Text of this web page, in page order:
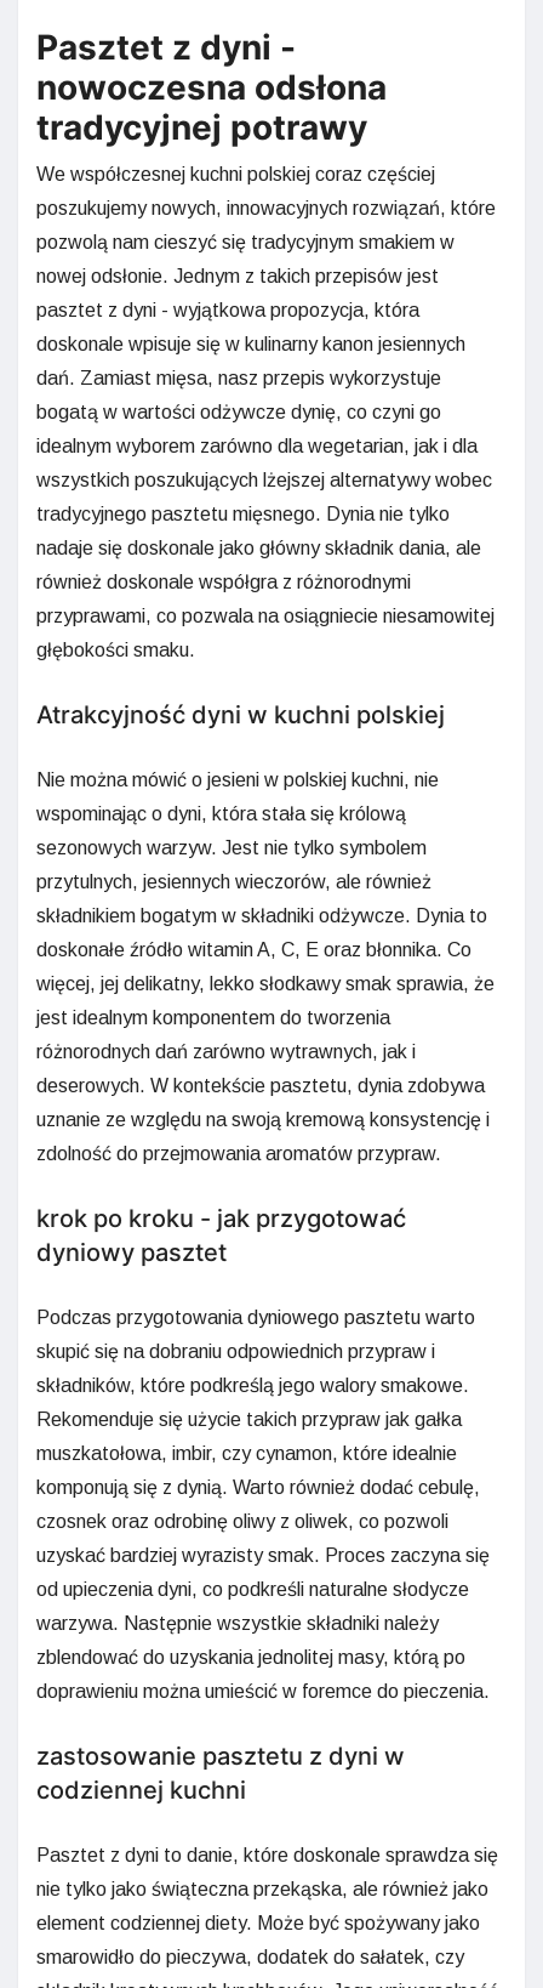
Pasztet z dyni -
nowoczesna odsłona
tradycyjnej potrawy
We współczesnej kuchni polskiej coraz częściej
poszukujemy nowych, innowacyjnych rozwiązań, które
pozwolą nam cieszyć się tradycyjnym smakiem w
nowej odsłonie. Jednym z takich przepisów jest
pasztet z dyni - wyjątkowa propozycja, która
doskonale wpisuje się w kulinarny kanon jesiennych
dań. Zamiast mięsa, nasz przepis wykorzystuje
bogatą w wartości odżywcze dynię, co czyni go
idealnym wyborem zarówno dla wegetarian, jak i dla
wszystkich poszukujących lżejszej alternatywy wobec
tradycyjnego pasztetu mięsnego. Dynia nie tylko
nadaje się doskonale jako główny składnik dania, ale
również doskonale współgra z różnorodnymi
przyprawami, co pozwala na osiągniecie niesamowitej
głębokości smaku.
Atrakcyjność dyni w kuchni polskiej
Nie można mówić o jesieni w polskiej kuchni, nie
wspominając o dyni, która stała się królową
sezonowych warzyw. Jest nie tylko symbolem
przytulnych, jesiennych wieczorów, ale również
składnikiem bogatym w składniki odżywcze. Dynia to
doskonałe źródło witamin A, C, E oraz błonnika. Co
więcej, jej delikatny, lekko słodkawy smak sprawia, że
jest idealnym komponentem do tworzenia
różnorodnych dań zarówno wytrawnych, jak i
deserowych. W kontekście pasztetu, dynia zdobywa
uznanie ze względu na swoją kremową konsystencję i
zdolność do przejmowania aromatów przypraw.
krok po kroku - jak przygotować
dyniowy pasztet
Podczas przygotowania dyniowego pasztetu warto
skupić się na dobraniu odpowiednich przypraw i
składników, które podkreślą jego walory smakowe.
Rekomenduje się użycie takich przypraw jak gałka
muszkatołowa, imbir, czy cynamon, które idealnie
komponują się z dynią. Warto również dodać cebulę,
czosnek oraz odrobinę oliwy z oliwek, co pozwoli
uzyskać bardziej wyrazisty smak. Proces zaczyna się
od upieczenia dyni, co podkreśli naturalne słodycze
warzywa. Następnie wszystkie składniki należy
zblendować do uzyskania jednolitej masy, którą po
doprawieniu można umieścić w foremce do pieczenia.
zastosowanie pasztetu z dyni w
codziennej kuchni
Pasztet z dyni to danie, które doskonale sprawdza się
nie tylko jako świąteczna przekąska, ale również jako
element codziennej diety. Może być spożywany jako
smarowidło do pieczywa, dodatek do sałatek, czy